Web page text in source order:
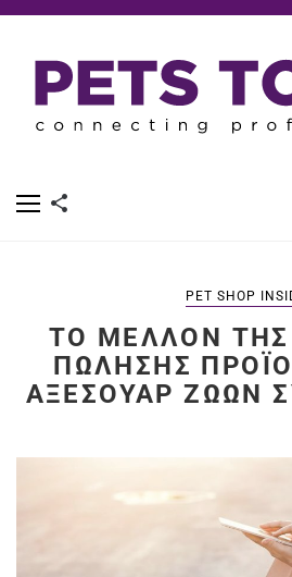
PET SHOP
ΤΟ ΜΈΛΛΟΝ ΤΗΣ
ΠΏΛΗΣΗΣ
ΑΞΕΣΟΥΆΡ ΖΏΩΝ